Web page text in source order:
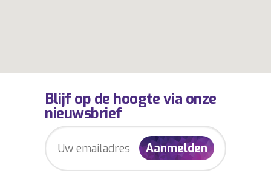
Blijf op de hoogte via onze
nieuwsbrief